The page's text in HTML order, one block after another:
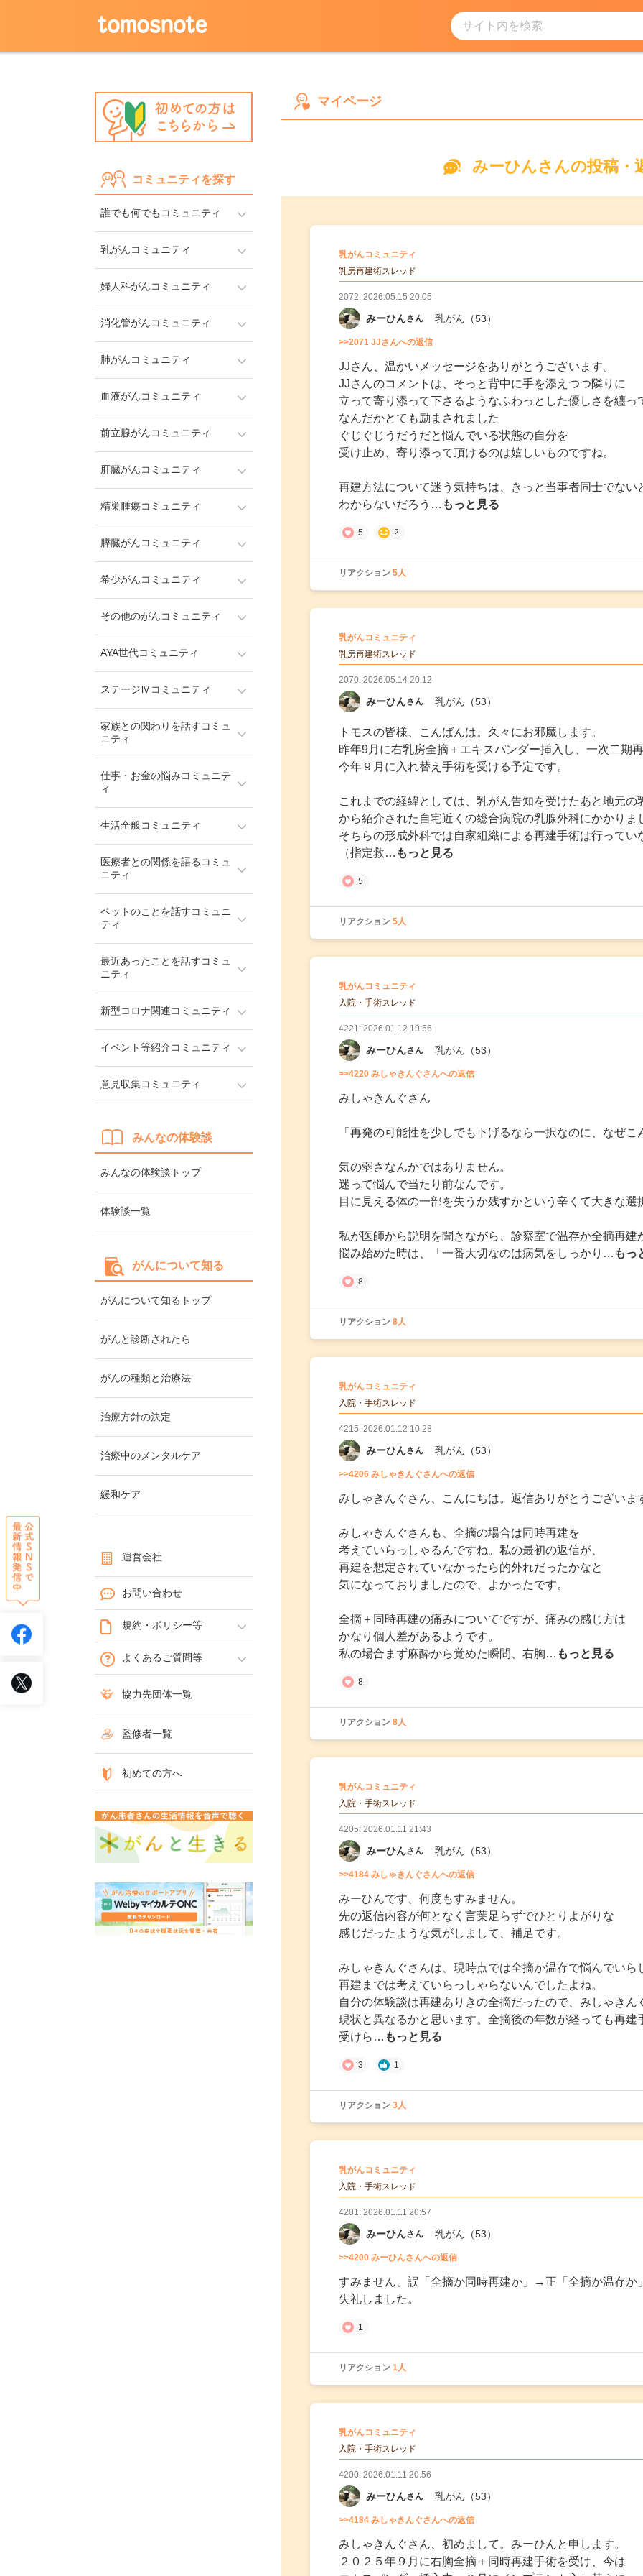
サイト内を検索
コミュニティを探す
誰でも何でもコミュニティ
乳がんコミュニティ
婦人科がんコミュニティ
消化管がんコミュニティ
肺がんコミュニティ
血液がんコミュニティ
前立腺がんコミュニティ
肝臓がんコミュニティ
精巣腫瘍コミュニティ
膵臓がんコミュニティ
希少がんコミュニティ
その他のがんコミュニティ
AYA世代コミュニティ
ステージⅣコミュニティ
家族との関わりを話すコミュ
ニティ
仕事・お金の悩みコミュニテ
ィ
生活全般コミュニティ
医療者との関係を語るコミュ
ニティ
ペットのことを話すコミュニ
ティ
最近あったことを話すコミュ
ニティ
新型コロナ関連コミュニティ
イベント等紹介コミュニティ
意見収集コミュニティ
みんなの体験談
みんなの体験談トップ
体験談一覧
がんについて知る
がんについて知るトップ
がんと診断されたら
がんの種類と治療法
治療方針の決定
治療中のメンタルケア
緩和ケア
運営会社
お問い合わせ
規約・ポリシー等
よくあるご質問等
協力先団体一覧
監修者一覧
初めての方へ
みーひんさんの
マイページ
みーひんさんの投稿・
乳がんコミュニティ
乳房再建術スレッド
2072: 2026.05.15 20:05
みーひんさん 乳がん （53）
>>2071 JJさんへの返信
JJさん、温かいメッセージをありがとうございます。
JJさんのコメントは、そっと背中に手を添えつつ隣りに
立って寄り添って下さるようなふわっとした優しさを纏っ
なんだかとても励まされました
ぐじぐじうだうだと悩んでいる状態の自分を
受け止め、寄り添って頂けるのは嬉しいものですね。
再建方法について迷う気持ちは、きっと当事者同士でない
わからないだろう… もっと見る
5 2
リアクション 5人
乳がんコミュニティ
乳房再建術スレッド
2070: 2026.05.14 20:12
みーひんさん 乳がん （53）
トモスの皆様、こんばんは。久々にお邪魔します。
昨年9月に右乳房全摘＋エキスパンダー挿入し、一次二期
今年９月に入れ替え手術を受ける予定です。
これまでの経緯としては、乳がん告知を受けたあと地元の
から紹介された自宅近くの総合病院の乳腺外科にかかりま
そちらの形成外科では自家組織による再建手術は行ってい
（指定救… もっと見る
5
リアクション 5人
乳がんコミュニティ
入院・手術スレッド
4221: 2026.01.12 19:56
みーひんさん 乳がん （53）
>>4220 みしゃきんぐさんへの返信
みしゃきんぐさん
「再発の可能性を少しでも下げるなら一択なのに、なぜ
気の弱さなんかではありません。
迷って悩んで当たり前なんです。
目に見える体の一部を失うか残すかという辛くて大きな選
私が医師から説明を聞きながら、診察室で温存か全摘再
悩み始めた時は、「一番大切なのは病気をしっかり… もっ
8
リアクション 8人
乳がんコミュニティ
入院・手術スレッド
4215: 2026.01.12 10:28
みーひんさん 乳がん （53）
>>4206 みしゃきんぐさんへの返信
みしゃきんぐさん、こんにちは。返信ありがとうございま
みしゃきんぐさんも、全摘の場合は同時再建を
考えていらっしゃるんですね。私の最初の返信が、
再建を想定されていなかったら的外れだったかなと
気になっておりましたので、よかったです。
全摘＋同時再建の痛みについてですが、痛みの感じ方は
かなり個人差があるようです。
私の場合まず麻酔から覚めた瞬間、右胸… もっと見る
8
リアクション 8人
乳がんコミュニティ
入院・手術スレッド
4205: 2026.01.11 21:43
みーひんさん 乳がん （53）
>>4184 みしゃきんぐさんへの返信
みーひんです、何度もすみません。
先の返信内容が何となく言葉足らずでひとりよがりな
感じだったような気がしまして、補足です。
みしゃきんぐさんは、現時点では全摘か温存で悩んでいら
再建までは考えていらっしゃらないんでしたよね。
自分の体験談は再建ありきの全摘だったので、みしゃきん
現状と異なるかと思います。全摘後の年数が経っても再建
受けら… もっと見る
3 1
リアクション 3人
乳がんコミュニティ
入院・手術スレッド
4201: 2026.01.11 20:57
みーひんさん 乳がん （53）
>>4200 みーひんさんへの返信
すみません、誤「全摘か同時再建か」→正「全摘か温存か
失礼しました。
1
リアクション 1人
乳がんコミュニティ
入院・手術スレッド
4200: 2026.01.11 20:56
みーひんさん 乳がん （53）
>>4184 みしゃきんぐさんへの返信
みしゃきんぐさん、初めまして。みーひんと申します。
２０２５年９月に右胸全摘＋同時再建手術を受け、今は